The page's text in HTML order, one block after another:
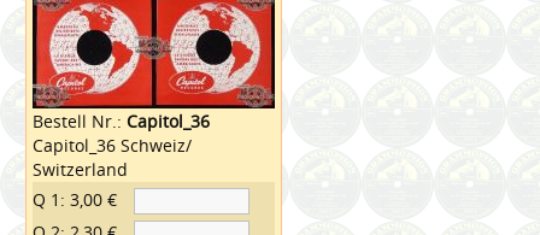
Bestell Nr.:Capitol_36
Capitol_36 Schweiz/
Switzerland
Q 1: 3,00 €